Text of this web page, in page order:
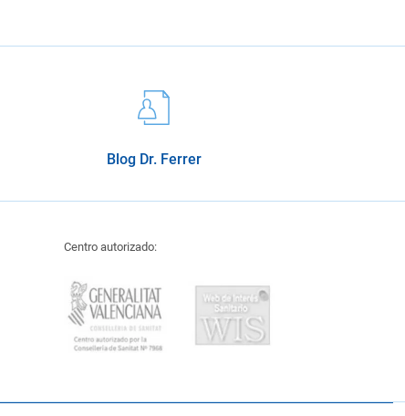
Blog Dr. Ferrer
Centro autorizado: